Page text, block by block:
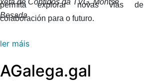
permita explorar novas vías de
colaboración para o futuro.
xefa de Contidos da TVG, Montse
Besada
ler máis
AGalega.gal